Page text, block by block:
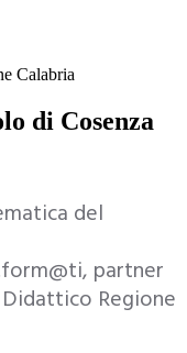
Calabria
di Cosenza
del
partner
Regione